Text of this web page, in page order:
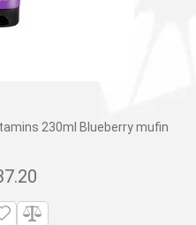
230ml Blueberry mufin